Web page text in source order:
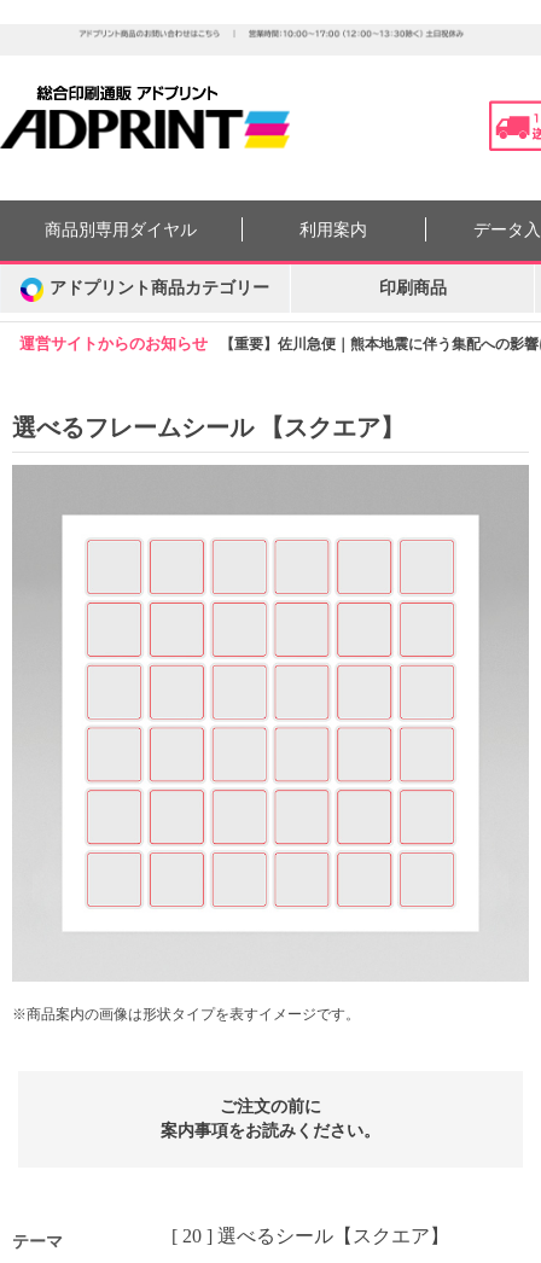
運営サイトからのお知らせ 【重要】佐川急便｜熊本地震に伴う集配への影
商品別専用ダイヤル 利用案内 データ
アドプリント商品カテゴリー 印刷商品
選べるフレームシール 【スクエア】
※商品案内の画像は形状タイプを表すイメージです。
ご注文の前に
案内事項をお読みください。
テーマ [ 20 ] 選べるシール【スクエア】